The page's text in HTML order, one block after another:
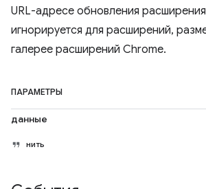
URL-адресе обновления
игнорируется для расширений,
галерее расширений Chrome.
ПАРАМЕТРЫ
данные
нить